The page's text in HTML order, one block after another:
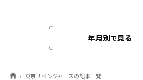
年月別で見る
2026年03月
東京リベンジャーズの記事一覧